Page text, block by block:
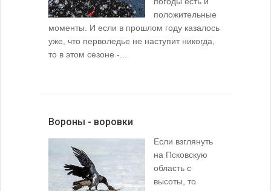
положительные
моменты. И если в прошлом году казалось
уже, что перволедье не наступит никогда,
то в этом сезоне -...
Вороны - воровки
Если взглянуть
на Псковскую
область с
высоты, то